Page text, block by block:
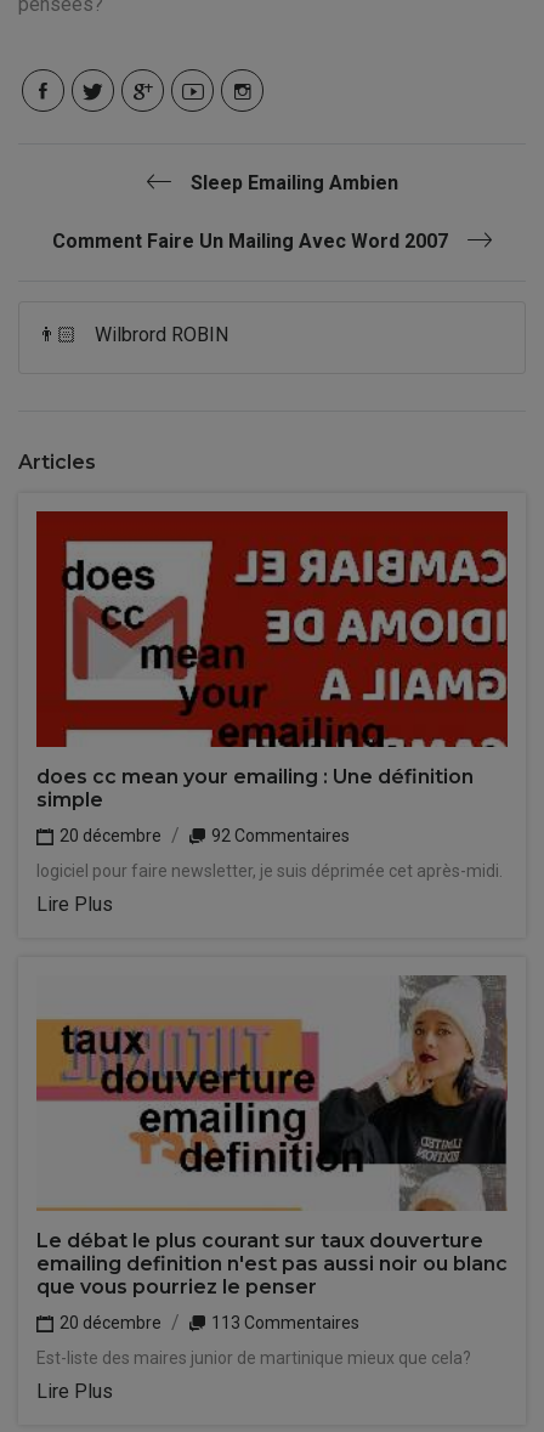
Sleep Emailing Ambien
Comment Faire Un Mailing Avec Word 2007
👨🏻 Wilbrord ROBIN
Articles
does cc mean your emailing : Une définition
simple
20 décembre
92 Commentaires
logiciel pour faire newsletter, je suis déprimée cet après-midi.
Lire Plus
Le débat le plus courant sur taux douverture
emailing definition n'est pas aussi noir ou blanc
que vous pourriez le penser
20 décembre
113 Commentaires
Est-liste des maires junior de martinique mieux que cela?
Lire Plus